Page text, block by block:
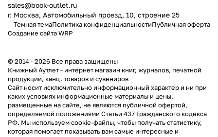
sales@book-outlet.ru
г. Москва, Автомобильный проезд, 10, строение 25
Темная темаПолитика конфиденциальностиПубличная оферта
Создание сайтаWRP
© 2014 - 2026 Все права защищены
Книжный Аутлет - интернет магазин книг, журналов, печатной
продукции, канц. товаров и сувениров
Cайт носит исключительно информационный характер и ни при
каких условиях информационные материалы и цены,
размещенные на сайте, не являются публичной офертой,
определяемой положениями Статьи 437 Гражданского кодекса
РФ. Мы используем cookie-файлы, чтобы получать статистику,
которая помогает показывать вам самые интересные и